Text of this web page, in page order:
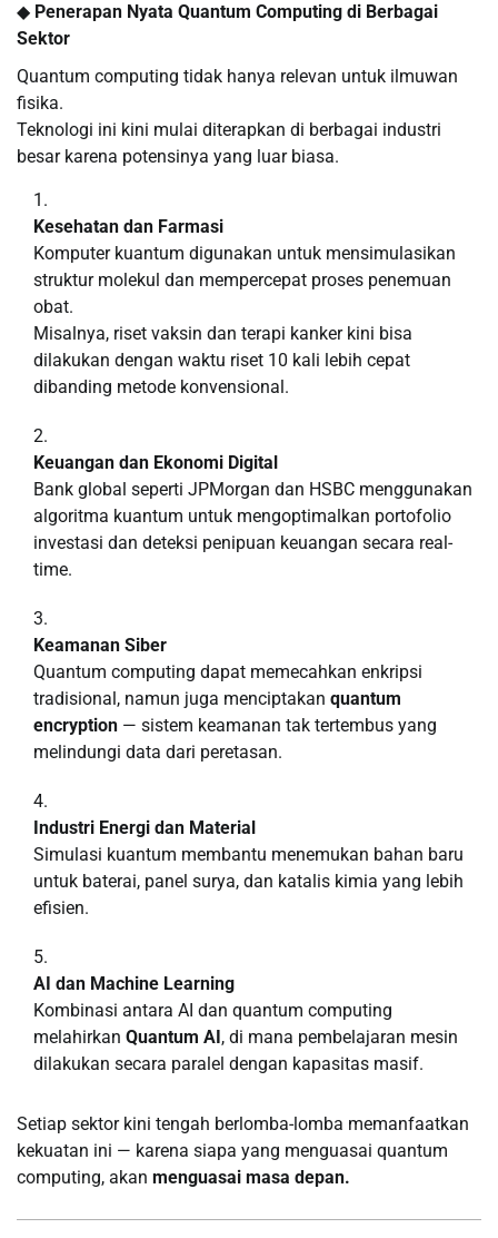
◆ Penerapan Nyata Quantum Computing di Berbagai
Sektor
Quantum computing tidak hanya relevan untuk ilmuwan
fisika.
Teknologi ini kini mulai diterapkan di berbagai industri
besar karena potensinya yang luar biasa.
Kesehatan dan Farmasi
Komputer kuantum digunakan untuk mensimulasikan
struktur molekul dan mempercepat proses penemuan
obat.
Misalnya, riset vaksin dan terapi kanker kini bisa
dilakukan dengan waktu riset 10 kali lebih cepat
dibanding metode konvensional.
Keuangan dan Ekonomi Digital
Bank global seperti JPMorgan dan HSBC menggunakan
algoritma kuantum untuk mengoptimalkan portofolio
investasi dan deteksi penipuan keuangan secara real-
time.
Keamanan Siber
Quantum computing dapat memecahkan enkripsi
tradisional, namun juga menciptakan quantum
encryption — sistem keamanan tak tertembus yang
melindungi data dari peretasan.
Industri Energi dan Material
Simulasi kuantum membantu menemukan bahan baru
untuk baterai, panel surya, dan katalis kimia yang lebih
efisien.
AI dan Machine Learning
Kombinasi antara AI dan quantum computing
melahirkan Quantum AI , di mana pembelajaran mesin
dilakukan secara paralel dengan kapasitas masif.
Setiap sektor kini tengah berlomba-lomba memanfaatkan
kekuatan ini — karena siapa yang menguasai quantum
computing, akan menguasai masa depan.